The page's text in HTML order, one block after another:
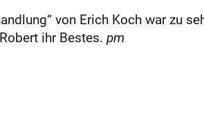
von Erich Koch war zu
ihr Bestes. pm